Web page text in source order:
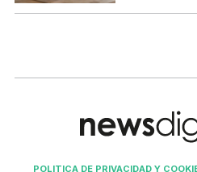
POLITICA DE PRIVACIDAD Y